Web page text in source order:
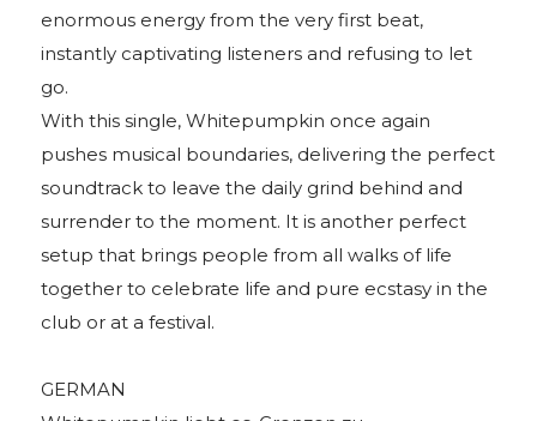
enormous energy from the very first beat,
instantly captivating listeners and refusing to let
go.
With this single, Whitepumpkin once again
pushes musical boundaries, delivering the perfect
soundtrack to leave the daily grind behind and
surrender to the moment. It is another perfect
setup that brings people from all walks of life
together to celebrate life and pure ecstasy in the
club or at a festival.
GERMAN